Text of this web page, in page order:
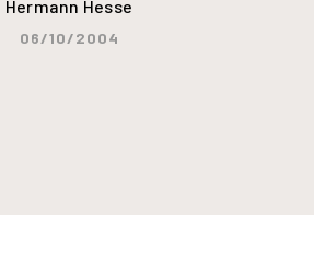
Hermann Hesse
06/10/2004